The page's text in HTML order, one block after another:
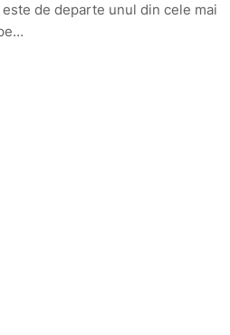
de departe unul din cele mai